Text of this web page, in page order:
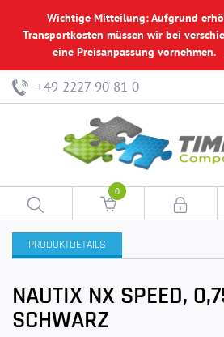
Wichtige Mitteilung: Aufgrund
Transportkosten müssen wir bei
eine Preisanpassung vornehmen.
+49 2227 90 81 0
0
PRODUKTDETAILS
NAUTIX NX SPEED,
SCHWARZ